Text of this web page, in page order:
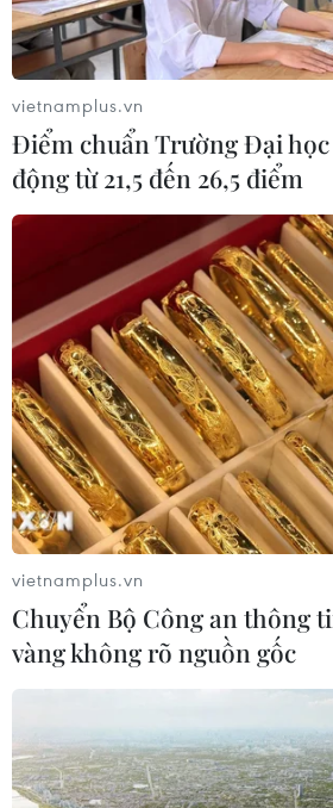
Đội tuyển Việt Nam đối đầu
08/08/2026 15:53
Chủ sân Azteca lỗ hơn 47 triệu
World Cup 2026
08/08/2026 06:43
ASEAN Cup 2026 ngày 8/8: Xác
đối thủ của đội tuyển Việt Nam
kết
08/08/2026 03:50
Tuyển Việt Nam giành vé
bán kết, vì sao ông Kim Sang-sik
không vui?
08/08/2026 03:37
66 đoàn võ thuật lần
hội tụ tại Festival Võ thuật quốc
vietnamplus.vn
Điểm chuẩn Trường Đại
động từ 21,5 đến 26,5 điểm
vietnamplus.vn
Chuyển Bộ Công an thông
vàng không rõ nguồn gốc